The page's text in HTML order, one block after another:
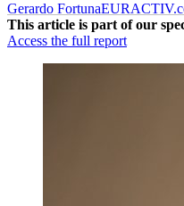
Gerardo Fortuna
This article is part of our
Access the full report